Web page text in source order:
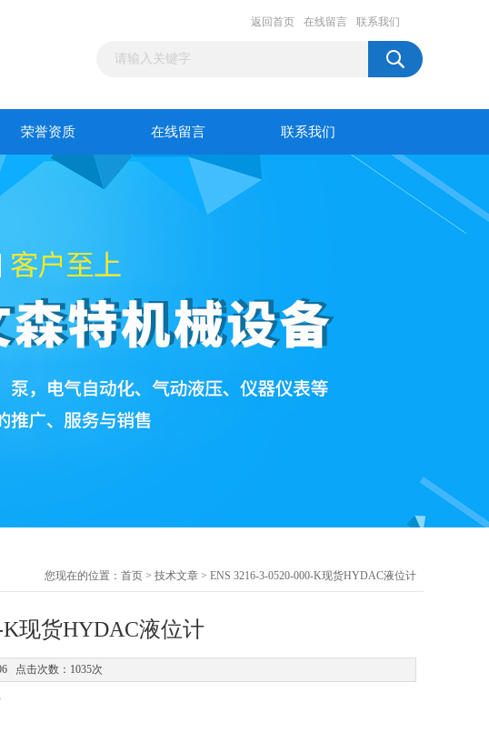
返回首页 在线留言 联系我们
荣誉资质 在线留言 联系我们
您现在的位置： 首页 > 技术文章 > ENS 3216-3-0520-000-K现货HYDAC液位计
K现货HYDAC液位计
点击次数：1035次